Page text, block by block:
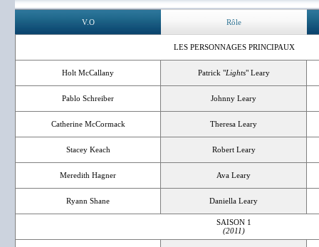
V.O Rôle
LES PERSONNAGES PRINCIPAUX
Holt McCallany Patrick "Lights" Leary
Pablo Schreiber Johnny Leary
Catherine McCormack Theresa Leary
Stacey Keach Robert Leary
Meredith Hagner Ava Leary
Ryann Shane Daniella Leary
SAISON 1
(2011)